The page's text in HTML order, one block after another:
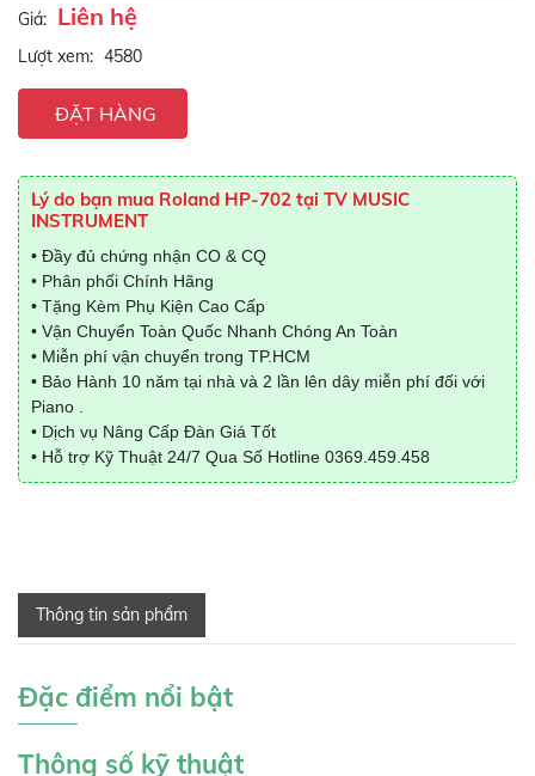
Giá: Liên hệ
Lượt xem: 4580
ĐẶT HÀNG
Lý do bạn mua Roland HP-702 tại TV MUSIC
INSTRUMENT
• Đầy đủ chứng nhận CO & CQ
• Phân phối Chính Hãng
• Tặng Kèm Phụ Kiện Cao Cấp
• Vận Chuyển Toàn Quốc Nhanh Chóng An Toàn
• Miễn phí vận chuyển trong TP.HCM
• Bảo Hành 10 năm tại nhà và 2 lần lên dây miễn phí đối với
Piano .
• Dịch vụ Nâng Cấp Đàn Giá Tốt
• Hỗ trợ Kỹ Thuật 24/7 Qua Số Hotline 0369.459.458
Thông tin sản phẩm
Đặc điểm nổi bật
Thông số kỹ thuật